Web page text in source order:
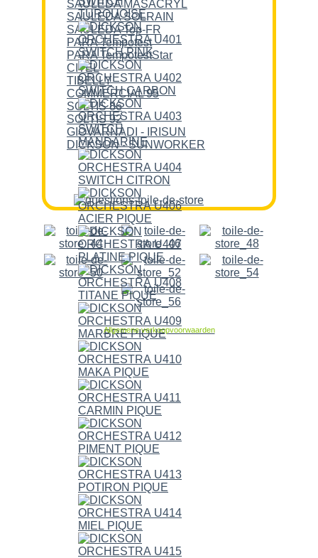
SAULEDA MASACRYL
SAULEDA SOLRAIN
SAULEDA Top-FR
PARA Tempotest
PARA TempotestStar
CITEL
TIBELLY
COMMERCIAL 95
SOLTIS 86
SOLTIS 92
GIOVARNADI - IRISUN
DICKSON - SUNWORKER
Allgemene verkoopvoorwaarden